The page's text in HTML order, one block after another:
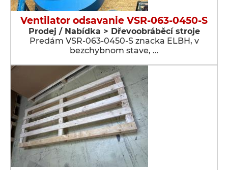
Ventilator odsavanie VSR-063-0450-S
Prodej / Nabídka > Dřevoobráběcí stroje
Predám VSR-063-0450-S znacka ELBH, v
bezchybnom stave, …